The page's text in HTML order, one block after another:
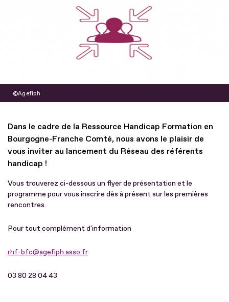
Agefiph
Dans le cadre de la Ressource Handicap Formation en
Bourgogne-Franche Comté, nous avons le plaisir de
vous inviter au lancement du Réseau des référents
handicap !
Vous trouverez ci-dessous un flyer de présentation et le
programme pour vous inscrire dès à présent sur les premières
rencontres.
Pour tout complément d'information
rhf-bfc@agefiph.asso.fr
03 80 28 04 43